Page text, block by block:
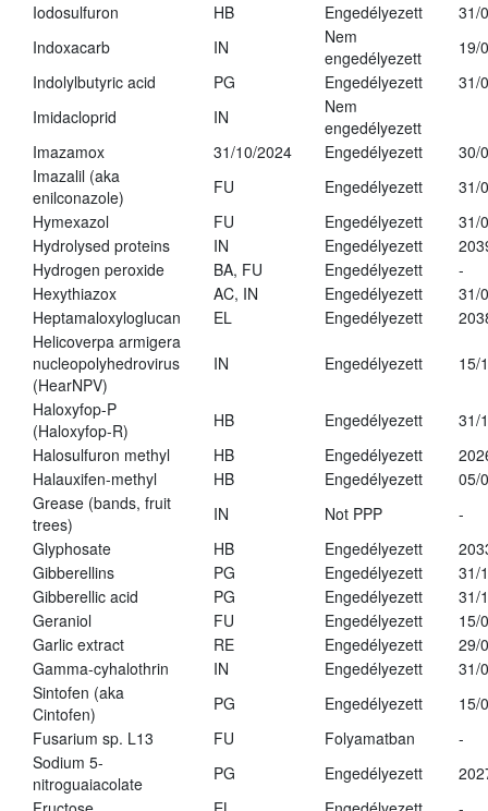
Iodosulfuron
HB Engedélyezett
31/
Indoxacarb
IN
Nem
engedélyezett
19/
Indolylbutyric acid
PG Engedélyezett
31/
Imidacloprid
IN
Nem
engedélyezett
Imazamox
31/10/2024 Engedélyezett
30/
Imazalil (aka
enilconazole)
FU Engedélyezett
31/
Hymexazol
FU Engedélyezett
31/
Hydrolysed proteins
IN Engedélyezett
Hydrogen peroxide
BA, FU Engedélyezett
-
Hexythiazox
AC, IN Engedélyezett
31/
Heptamaloxyloglucan
EL Engedélyezett
Helicoverpa armigera
nucleopolyhedrovirus
(HearNPV)
IN Engedélyezett 15/
Haloxyfop-P
(Haloxyfop-R)
HB Engedélyezett
31/
Halosulfuron methyl
HB Engedélyezett
Halauxifen-methyl
HB Engedélyezett
05/
Grease (bands, fruit
trees)
IN Not PPP
-
Glyphosate
HB Engedélyezett
Gibberellins
PG Engedélyezett
31/
Gibberellic acid
PG Engedélyezett
31/
Geraniol
FU Engedélyezett
15/
Garlic extract
RE Engedélyezett
29/
Gamma-cyhalothrin
IN Engedélyezett
31/
Sintofen (aka
Cintofen)
PG Engedélyezett
15/
Fusarium sp. L13
FU Folyamatban
-
Sodium 5-
nitroguaiacolate
PG Engedélyezett